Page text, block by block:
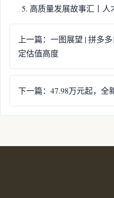
高质量发展故事汇丨人
上一篇：一图展望 | 拼多
定估值高度
下一篇：47.98万元起，全